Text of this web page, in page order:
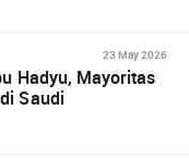
23 May 2026
Hadyu, Mayoritas
Saudi